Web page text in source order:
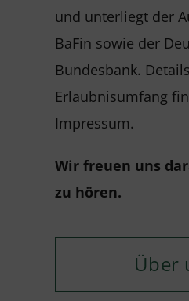
und unterliegt der
BaFin sowie der
Bundesbank.
Erlaubnisumfang
Impressum.
Wir freuen uns
zu hören.
Über